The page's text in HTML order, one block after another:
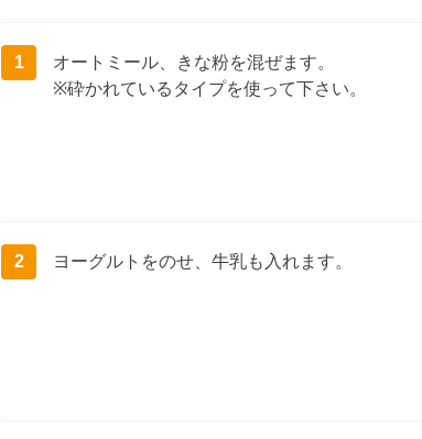
1
オートミール、きな粉を混ぜます。
※砕かれているタイプを使って下さい。
2 ヨーグルトをのせ、牛乳も入れます。